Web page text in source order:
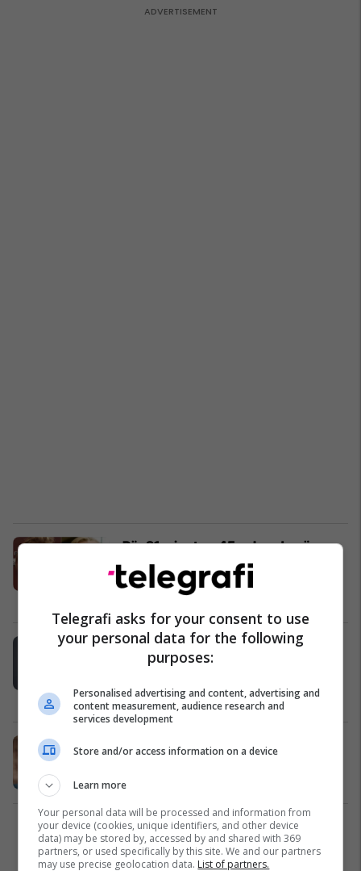
Për 31 minuta e 45 sekonda në
ekran, Tom Felton fitoi 16 milionë
dollarë
27/10/2022
Radcliffe rrëfen për vështirësitë
gjatë fëmijërisë si pasojë e
Yjet 24/10/2022
Sa është pasuria neto e Daniel
Yjet
1
Telegrafi asks for your consent to use
your personal data for the following
purposes:
Personalised advertising and content, advertising and
content measurement, audience research and
services development
Store and/or access information on a device
Learn more
Your personal data will be processed and information from
your device (cookies, unique identifiers, and other device
data) may be stored by, accessed by and shared with 369
partners, or used specifically by this site. We and our partners
may use precise geolocation data. List of partners.